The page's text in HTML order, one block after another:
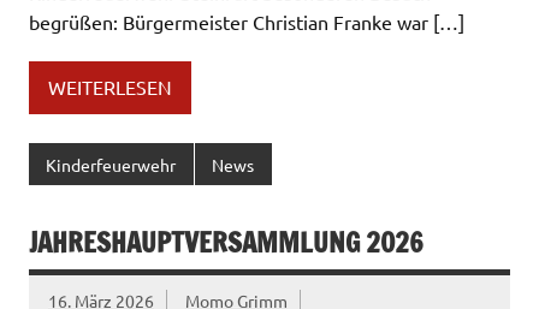
begrüßen: Bürgermeister Christian Franke war […]
WEITERLESEN
Kinderfeuerwehr News
JAHRESHAUPTVERSAMMLUNG 2026
16. März 2026 Momo Grimm